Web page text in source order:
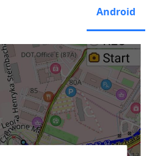
Android